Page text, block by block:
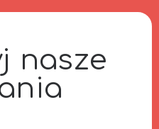
nasze